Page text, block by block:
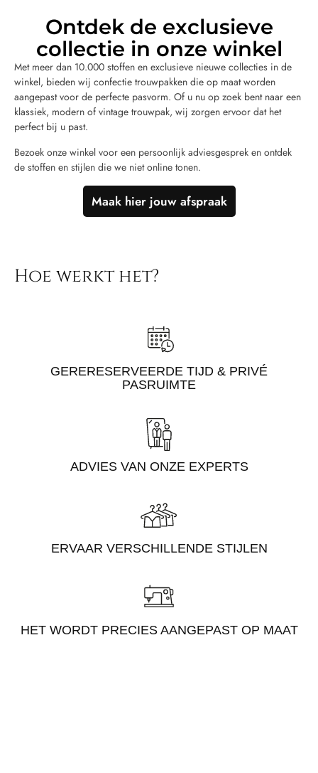
Ontdek de exclusieve
collectie in onze winkel
Met meer dan 10.000 stoffen en exclusieve nieuwe collecties in de
winkel, bieden wij confectie trouwpakken die op maat worden
aangepast voor de perfecte pasvorm. Of u nu op zoek bent naar een
klassiek, modern of vintage trouwpak, wij zorgen ervoor dat het
perfect bij u past.
Bezoek onze winkel voor een persoonlijk adviesgesprek en ontdek
de stoffen en stijlen die we niet online tonen.
Maak hier jouw afspraak
Hoe werkt het?
GERERESERVEERDE TIJD & PRIVÉ
PASRUIMTE
ADVIES VAN ONZE EXPERTS
ERVAAR VERSCHILLENDE STIJLEN
HET WORDT PRECIES AANGEPAST OP MAAT